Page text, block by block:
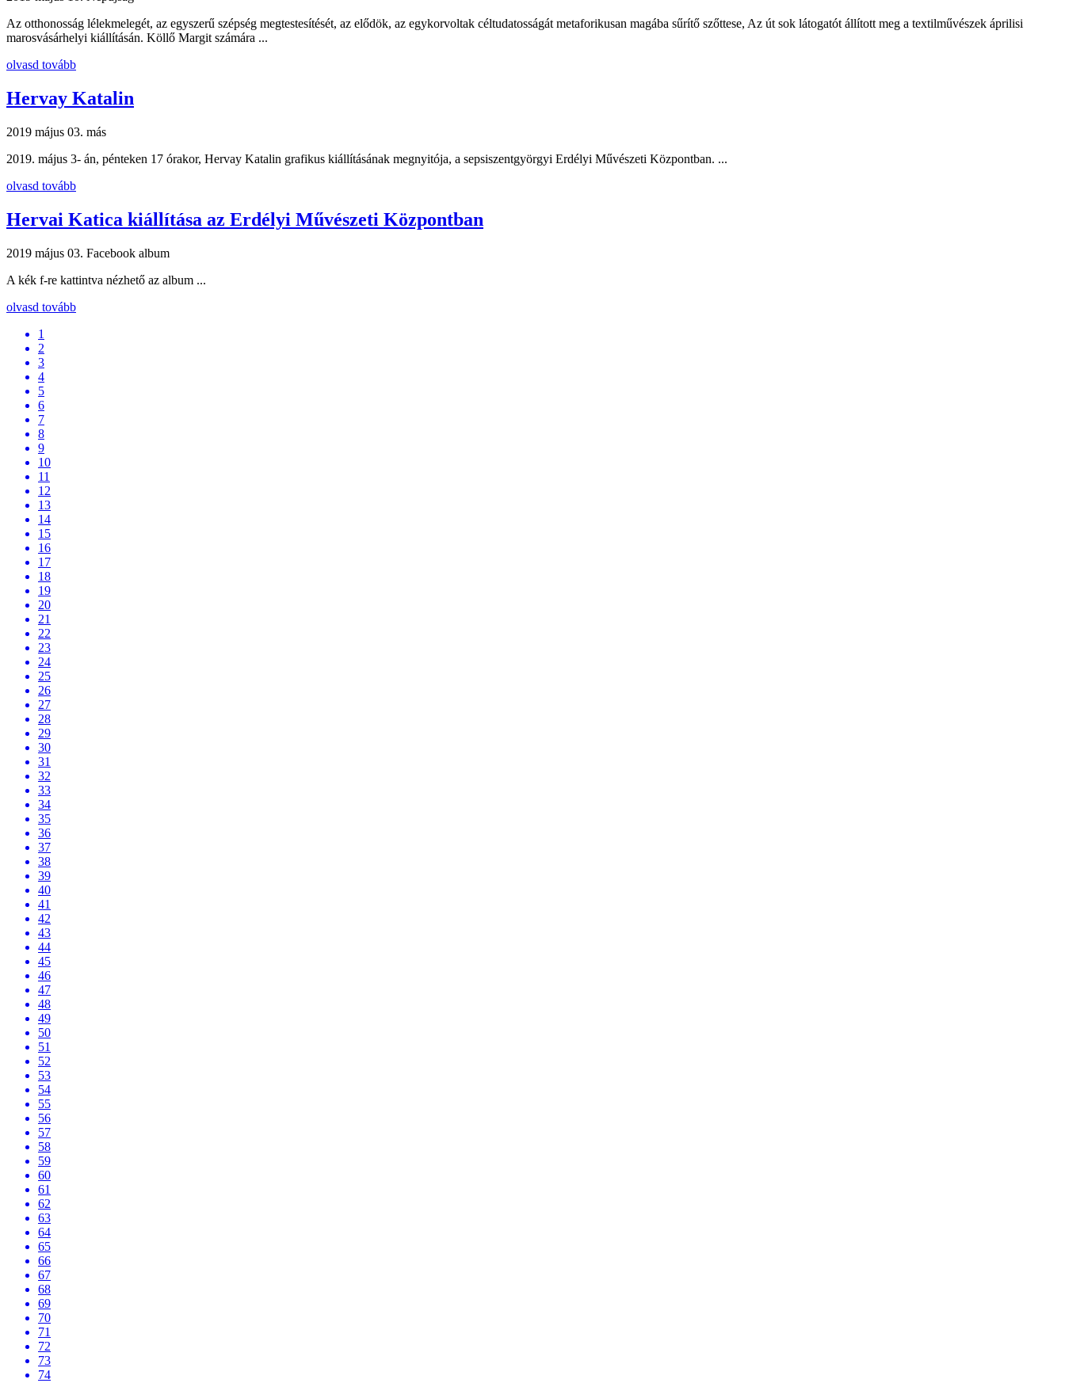
Az otthonosság lélekmelegét, az egyszerű szépség megtestesítését, az elődök, az egykorvoltak céltudatosságát metaforikusan magába sűrítő szőttese, Az út sok látogatót állított meg a textilművészek áprilisi
marosvásárhelyi kiállításán. Köllő Margit számára ...
olvasd tovább
Hervay Katalin
2019 május 03. más
2019. május 3- án, pénteken 17 órakor, Hervay Katalin grafikus kiállításának megnyitója, a sepsiszentgyörgyi Erdélyi Művészeti Központban. ...
olvasd tovább
Hervai Katica kiállítása az Erdélyi Művészeti Központban
2019 május 03. Facebook album
A kék f-re kattintva nézhető az album ...
olvasd tovább
1
2
3
4
5
6
7
8
9
10
11
12
13
14
15
16
17
18
19
20
21
22
23
24
25
26
27
28
29
30
31
32
33
34
35
36
37
38
39
40
41
42
43
44
45
46
47
48
49
50
51
52
53
54
55
56
57
58
59
60
61
62
63
64
65
66
67
68
69
70
71
72
73
74